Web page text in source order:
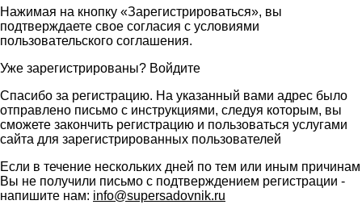
Нажимая на кнопку «Зарегистрироваться», вы
подтверждаете свое согласия с условиями
пользовательского соглашения.
Уже зарегистрированы? Войдите
Спасибо за регистрацию. На указанный вами адрес было
отправлено письмо с инструкциями, следуя которым, вы
сможете закончить регистрацию и пользоваться услугами
сайта для зарегистрированных пользователей
Если в течение нескольких дней по тем или иным причинам
Вы не получили письмо с подтверждением регистрации -
напишите нам: info@supersadovnik.ru